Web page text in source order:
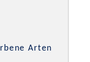
Arten